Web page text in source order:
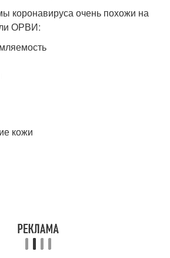
коронавируса очень похожи на
ОРВИ:
кожи